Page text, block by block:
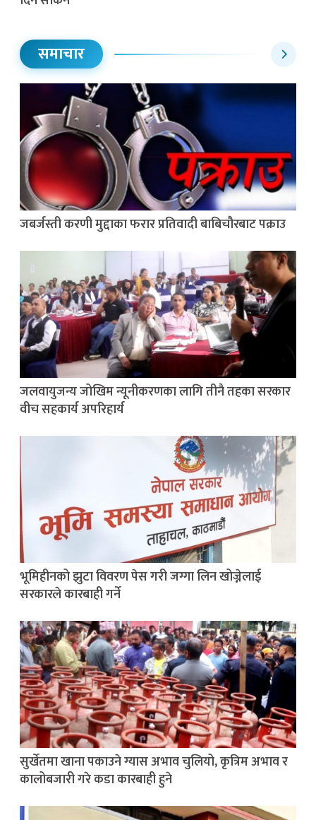
समाचार
जबर्जस्ती करणी मुद्दाका फरार प्रतिवादी बाबिचौरबाट पक्राउ
जलवायुजन्य जोखिम न्यूनीकरणका लागि तीनै तहका सरकार
वीच सहकार्य अपरिहार्य
भूमिहीनको झुटा विवरण पेस गरी जग्गा लिन खोज्नेलाई
सरकारले कारबाही गर्ने
सुर्खेतमा खाना पकाउने ग्यास अभाव चुलियो, कृत्रिम अभाव र
कालोबजारी गरे कडा कारबाही हुने